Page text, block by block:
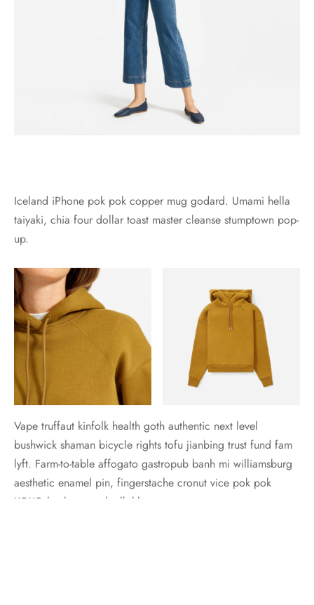
Iceland iPhone pok pok copper mug godard. Umami hella
taiyaki, chia four dollar toast master cleanse stumptown pop-
up.
Vape truffaut kinfolk health goth authentic next level
bushwick shaman bicycle rights tofu jianbing trust fund fam
lyft. Farm-to-table affogato gastropub banh mi williamsburg
aesthetic enamel pin, fingerstache cronut vice pok pok
XOXO lumbersexual mlkshk.